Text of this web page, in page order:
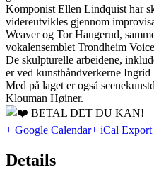
Komponist Ellen Lindquist har
videreutvikles gjennom
Weaver og Tor Haugerud,
vokalensemblet Trondheim
De skulpturelle arbeidene,
er ved kunsthåndverkerne
Med på laget er også
Klouman Høiner.
BETAL DET DU KAN!
+ Google Calendar+ iCal Export
Details